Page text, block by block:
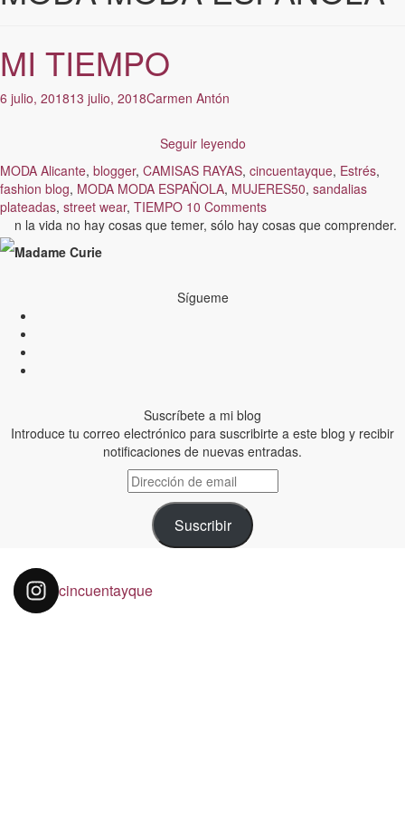
MI TIEMPO
6 julio, 201813 julio, 2018Carmen Antón
Seguir leyendo
MODA Alicante, blogger, CAMISAS RAYAS, cincuentayque, Estrés,
fashion blog, MODA MODA ESPAÑOLA, MUJERES50, sandalias
plateadas, street wear, TIEMPO 10 Comments
n la vida no hay cosas que temer, sólo hay cosas que comprender.
Madame Curie
Sígueme
Suscríbete a mi blog
Introduce tu correo electrónico para suscribirte a este blog y recibir
notificaciones de nuevas entradas.
Dirección
de
email
Suscribir
cincuentayque